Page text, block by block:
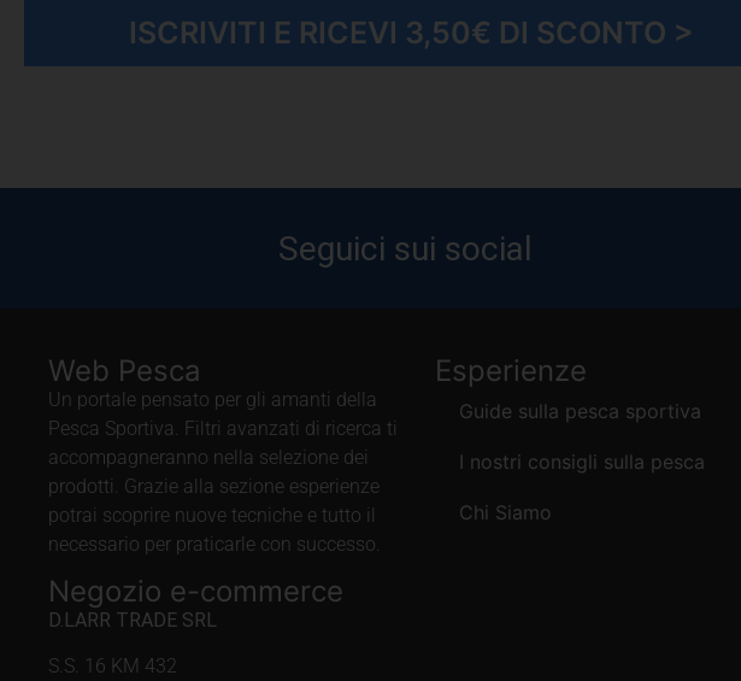
ISCRIVITI E RICEVI 3,50€ DI SCONTO >
Seguici sui social
Web Pesca
Un portale pensato per gli amanti della
Pesca Sportiva. Filtri avanzati di ricerca ti
accompagneranno nella selezione dei
prodotti. Grazie alla sezione esperienze
potrai scoprire nuove tecniche e tutto il
necessario per praticarle con successo.
Negozio e-commerce
D.LARR TRADE SRL
S.S. 16 KM 432
Esperienze
Guide sulla pesca sportiva
I nostri consigli sulla pesca
Chi Siamo